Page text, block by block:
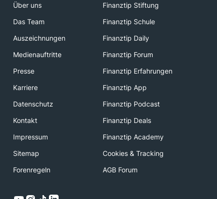
Über uns
Finanztip Stiftung
Das Team
Finanztip Schule
Auszeichnungen
Finanztip Daily
Medienauftritte
Finanztip Forum
Presse
Finanztip Erfahrungen
Karriere
Finanztip App
Datenschutz
Finanztip Podcast
Kontakt
Finanztip Deals
Impressum
Finanztip Academy
Sitemap
Cookies & Tracking
Forenregeln
AGB Forum